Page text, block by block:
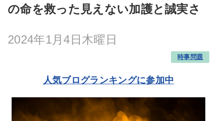
の命を救った見えない加護と誠実さ
2024年1月4日木曜日
時事問題
人気ブログランキングに参加中